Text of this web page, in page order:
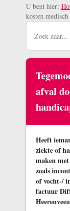
U bent hier:
kosten
afval
Heeft
ziekte of
maken
zoals
of vocht-/
factuur